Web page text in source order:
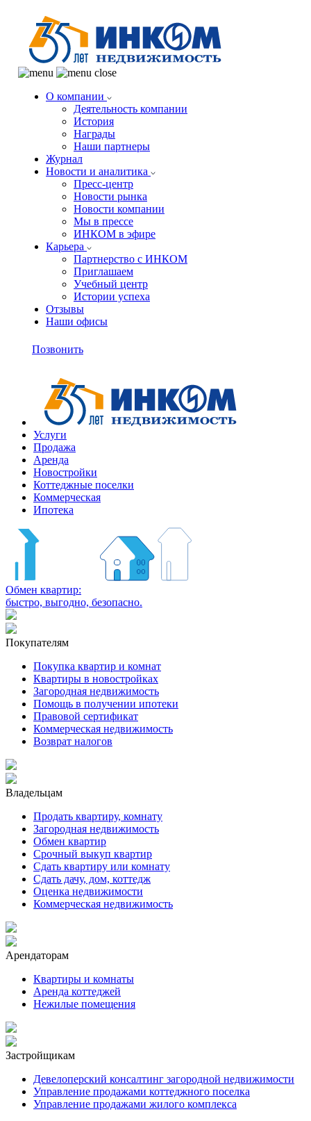
О компании
Деятельность компании
История
Награды
Наши партнеры
Журнал
Новости и аналитика
Пресс-центр
Новости рынка
Новости компании
Мы в прессе
ИНКОМ в эфире
Карьера
Партнерство с ИНКОМ
Приглашаем
Учебный центр
Истории успеха
Отзывы
Наши офисы
Позвонить
Услуги
Продажа
Аренда
Новостройки
Коттеджные поселки
Коммерческая
Ипотека
Обмен квартир:
быстро, выгодно, безопасно.
Покупателям
Покупка квартир и комнат
Квартиры в новостройках
Загородная недвижимость
Помощь в получении ипотеки
Правовой сертификат
Коммерческая недвижимость
Возврат налогов
Владельцам
Продать квартиру, комнату
Загородная недвижимость
Обмен квартир
Срочный выкуп квартир
Сдать квартиру или комнату
Сдать дачу, дом, коттедж
Оценка недвижимости
Коммерческая недвижимость
Арендаторам
Квартиры и комнаты
Аренда коттеджей
Нежилые помещения
Застройщикам
Девелоперский консалтинг загородной недвижимости
Управление продажами коттеджного поселка
Управление продажами жилого комплекса